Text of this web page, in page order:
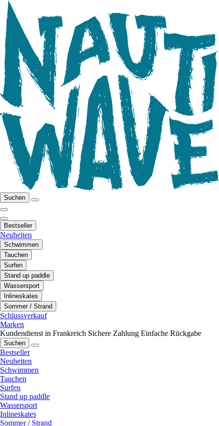
Suchen
Bestseller
Neuheiten
Schwimmen
Tauchen
Surfen
Stand up paddle
Wassersport
Inlineskates
Sommer / Strand
Schlussverkauf
Marken
Kundendienst in Frankreich Sichere Zahlung Einfache Rückgabe
Suchen
Bestseller
Neuheiten
Schwimmen
Tauchen
Surfen
Stand up paddle
Wassersport
Inlineskates
Sommer / Strand